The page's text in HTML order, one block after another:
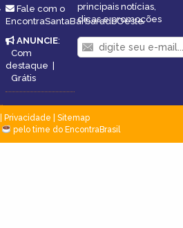
Fale com o
EncontraSantaBárbaradoOeste
ANUNCIE:
Com
destaque |
Grátis
principais notícias,
dicas e promoções
Privacidade
Sitemap
pelo time do EncontraBrasil